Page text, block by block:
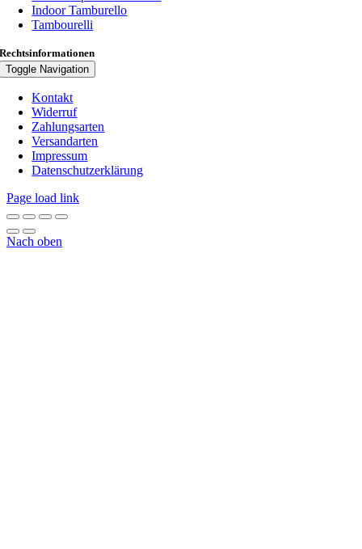
Indoor Tamburello
Tambourelli
Rechtsinformationen
Toggle Navigation
Kontakt
Widerruf
Zahlungsarten
Versandarten
Impressum
Datenschutzerklärung
Page load link
Nach oben